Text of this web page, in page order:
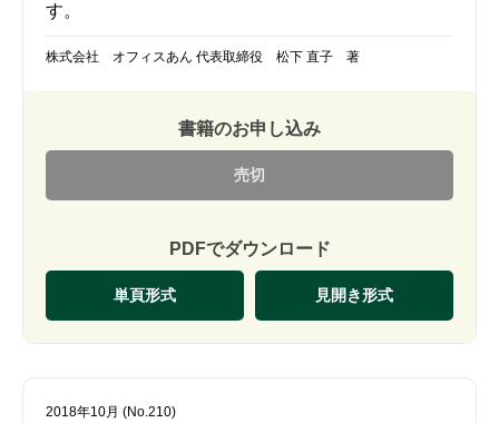
す。
株式会社 オフィスあん 代表取締役 松下 直子 著
書籍のお申し込み
売切
PDFでダウンロード
単頁形式 見開き形式
2018年10月 (No.210)